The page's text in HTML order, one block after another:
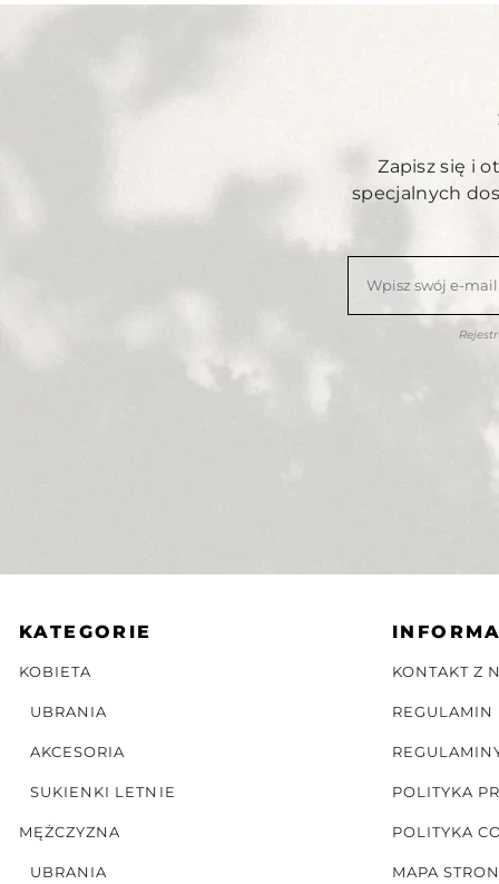
Zapisz się i
specjalnych
KATEGORIE
KOBIETA
UBRANIA
AKCESORIA
SUKIENKI LETNIE
MĘŻCZYZNA
UBRANIA
KONTAKT Z
REGULAMIN
POLITYKA
POLITYKA
MAPA